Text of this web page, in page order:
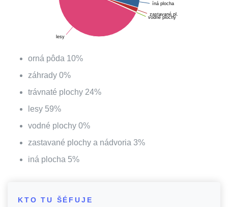
lesy
vodné plochy
zastavané pl.
íná plocha
orná pôda 10%
záhrady 0%
trávnaté plochy 24%
lesy 59%
vodné plochy 0%
zastavané plochy a nádvoria 3%
iná plocha 5%
KTO TU ŠÉFUJE